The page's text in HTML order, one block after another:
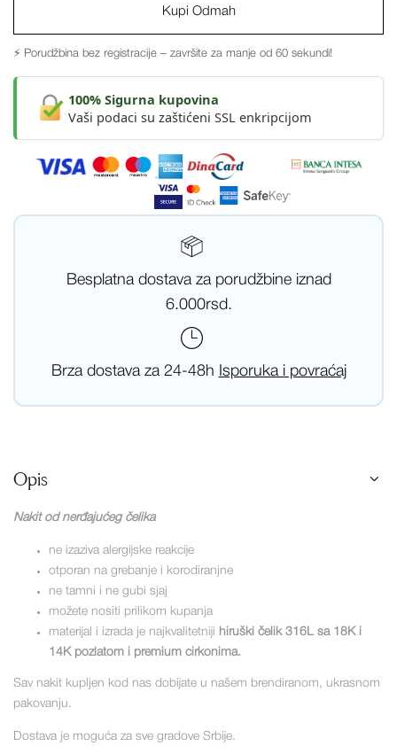
Kupi Odmah
⚡ Porudžbina bez registracije – završite za manje od 60 sekundi!
100% Sigurna kupovina
Vaši podaci su zaštićeni SSL enkripcijom
Besplatna dostava za porudžbine iznad
6.000rsd.
Brza dostava za 24-48h Isporuka i povraćaj
Opis
Nakit od nerđajućeg čelika
ne izaziva alergijske reakcije
otporan na grebanje i korodiranjne
ne tamni i ne gubi sjaj
možete nositi prilikom kupanja
materijal i izrada je najkvalitetniji hiruški čelik 316L sa 18K i
14K pozlatom i premium cirkonima.
Sav nakit kupljen kod nas dobijate u našem brendiranom, ukrasnom
pakovanju.
Dostava je moguća za sve gradove Srbije.